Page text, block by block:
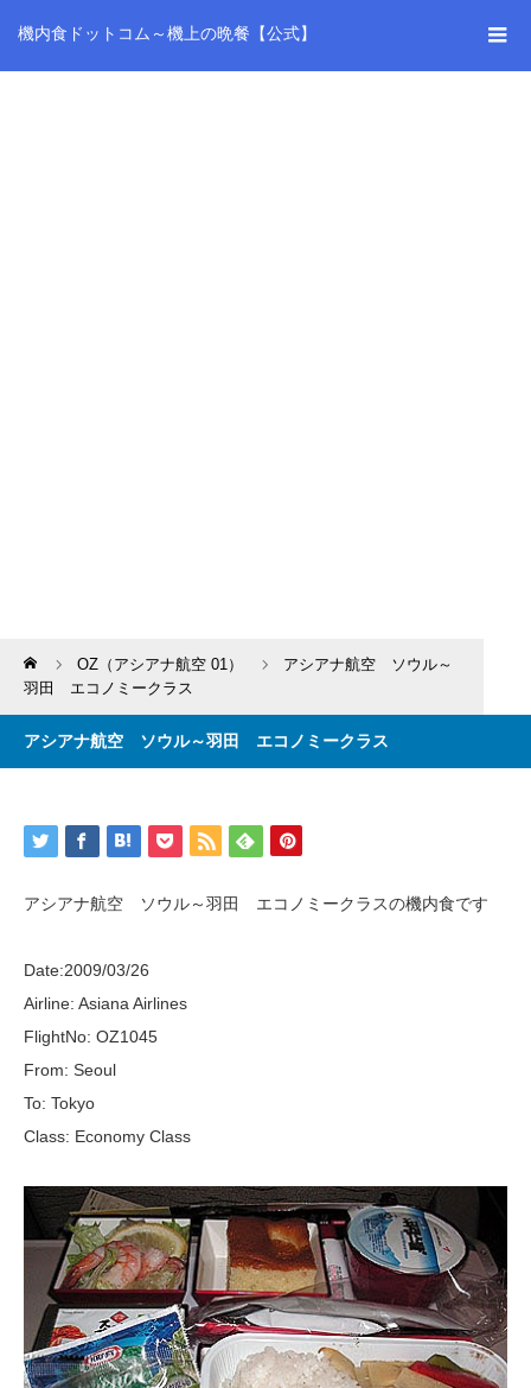
機内食ドットコム～機上の晩餐【公式】
Home OZ（アシアナ航空 01）
アシアナ航空 ソウル～
羽田 エコノミークラス
アシアナ航空 ソウル～羽田 エコノミークラス
アシアナ航空 ソウル～羽田 エコノミークラスの機内食です
Date:2009/03/26
Airline: Asiana Airlines
FlightNo: OZ1045
From: Seoul
To: Tokyo
Class: Economy Class